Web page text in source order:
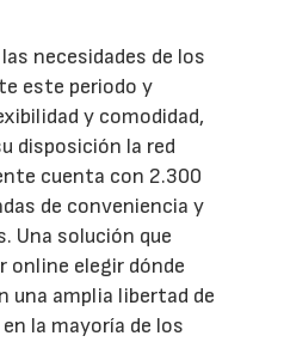
necesidades de los
este periodo y
y comodidad,
disposición la red
cuenta con 2.300
de conveniencia y
Una solución que
online elegir dónde
una amplia libertad de
la mayoría de los